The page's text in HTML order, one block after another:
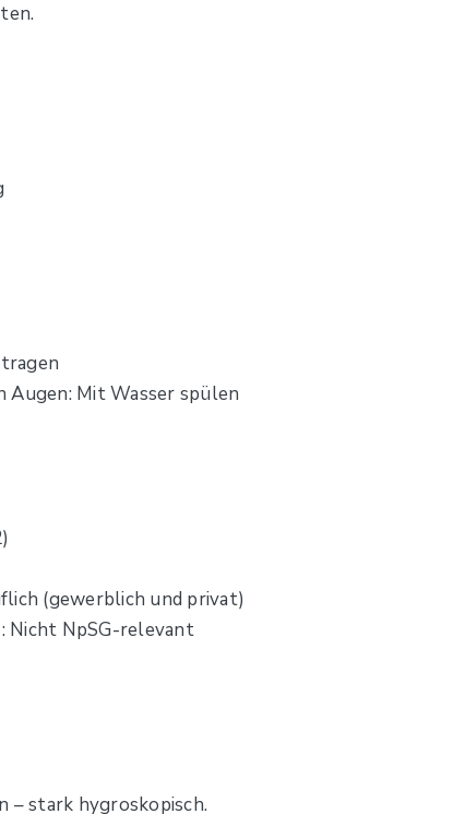
Augen: Mit Wasser spülen
(gewerblich und privat)
Nicht NpSG-relevant
– stark hygroskopisch.